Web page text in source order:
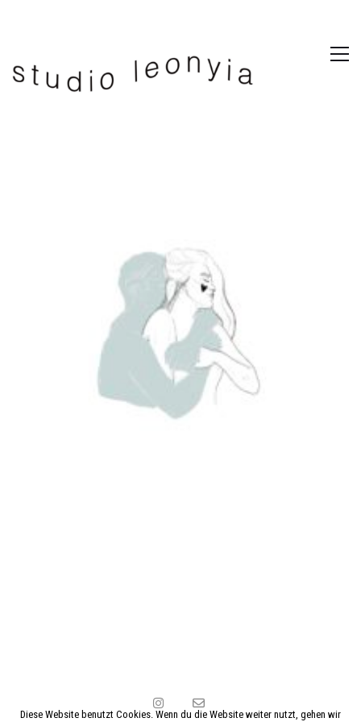
Diese Website benutzt Cookies. Wenn du die Website weiter nutzt, gehen wir